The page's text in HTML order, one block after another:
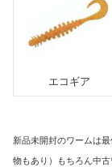
エコギア
新品未開封のワームは
物もあり）もちろん中